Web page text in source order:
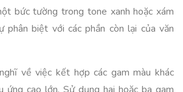
bức tường trong tone xanh hoặc xám
phân biệt với các phần còn lại của văn
về việc kết hợp các gam màu khác